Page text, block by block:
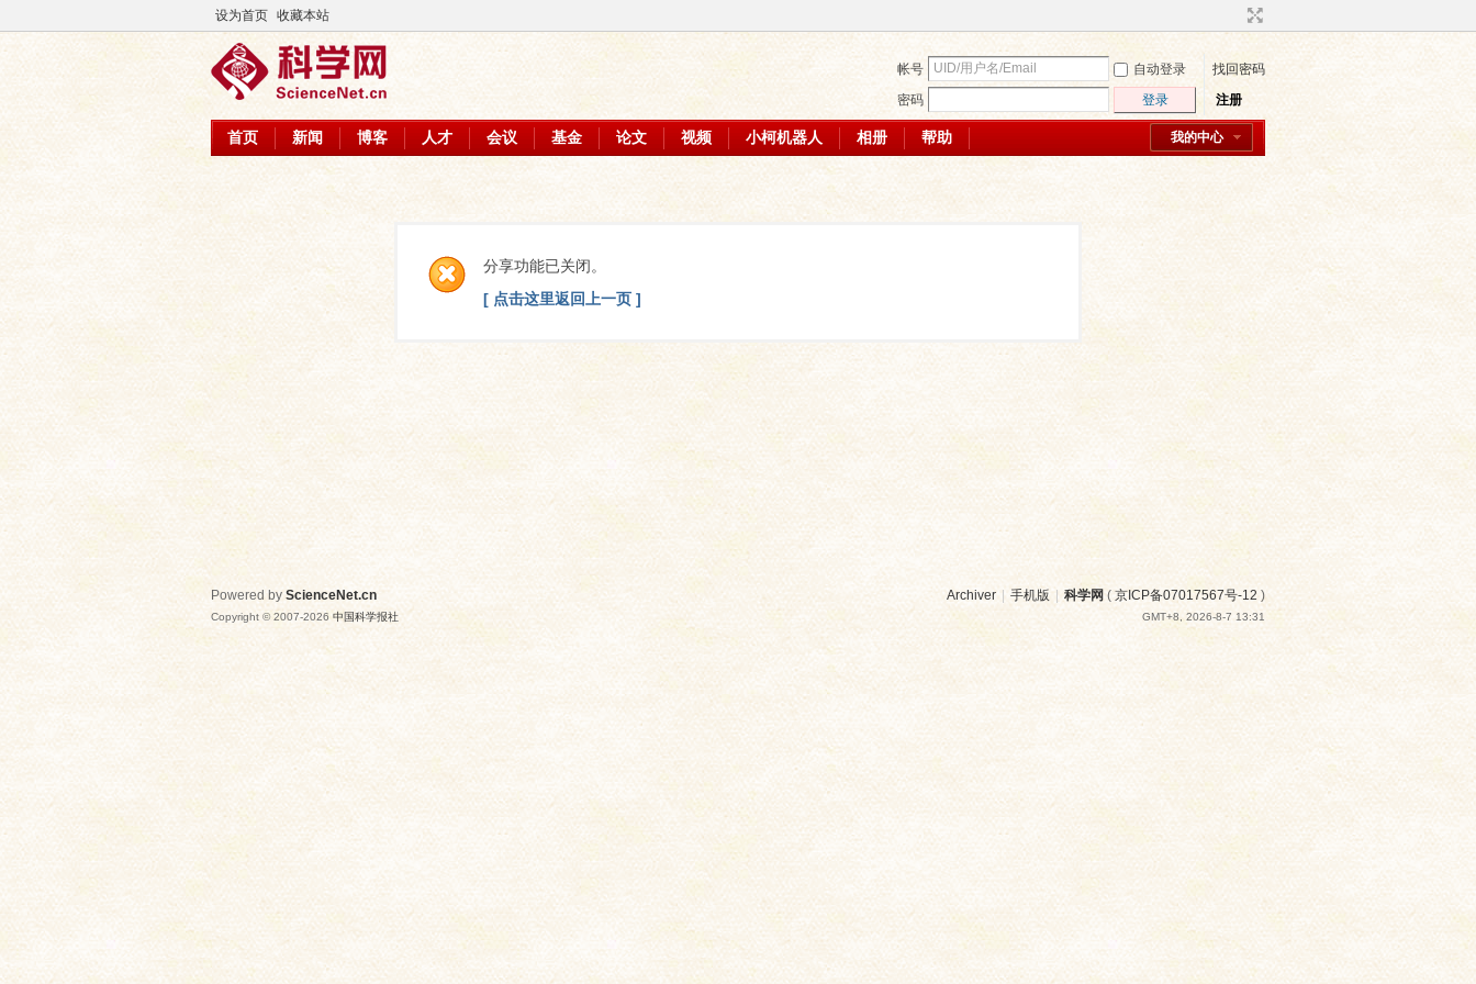
设为首页 收藏本站
帐号 自动登录
找回密码
密码
登录 注册
我的中心
首页 新闻 博客 人才 会议 基金 论文 视频 小柯机器人 相册 帮助
分享功能已关闭。
[ 点击这里返回上一页 ]
Archiver 手机版 科学网 (京ICP备07017567号-12 )
GMT+8, 2026-8-7 13:31
Powered by ScienceNet.cn
Copyright © 2007-2026中国科学报社